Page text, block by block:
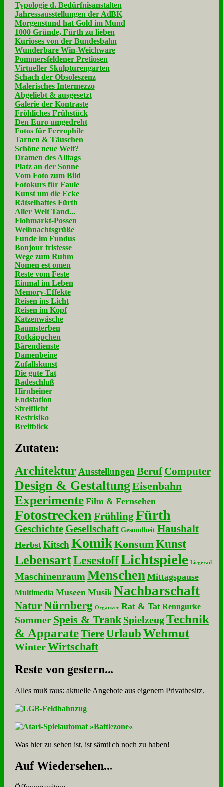
Typologie d. Bedürfnisanstalten
Jahressausstellungen der AdBK
Morgenstund hat Gold im Mund
1000 Gründe, Fürth zu lieben
Kurioses von der Bundesbahn
Wunderbare Win-Weichware
Pommersfeldener Pretiosen
Virtueller Skulpturengarten
Schach der Obsoleszenz
Malerisches Intermezzo
Abgeliebt & ausgesetzt
Galerie der Kontraste
Fröhliches Frühstück
Den Euro umgedreht
Fotos für Ferrophile
Tarnen & Täuschen
Schöne neue Welt?
Dramen des Alltags
Platz an der Sonne
Vom Foto zum Bild
Fotokurs für Faule
Kunst um die Ecke
Rätselhaftes Fürth
Aller Welt Tand...
Flohmarkt-Possen
Weihnachtsgrüße
Funde im Fundus
Bonjour tristesse
Wege zum Ruhm
Nomen est omen
Reste vom Feste
Einmal im Leben
Memory-Effekte
Reisen ins Licht
Reisen im Kopf
Katzenwäsche
Baumsterben
Rotkäppchen
Bärendienste
Damenbeine
Zufallskunst
Die gute Tat
Badeschluß
Hirnheiner
Endstation
Streiflicht
Restrisiko
Breitblick
Zu­ta­ten:
Architektur Ausstellungen Beruf Computer
Design & GestaltungEisenbahn
Experimente Film & Fernsehen
Fotostrecken Frühling Fürth
Geschichte Gesellschaft Gesundheit Haushalt
Herbst Kitsch KomikKonsumKunst
LebensartLesestoffLichtspiele Liegerad
Maschinenraum Menschen Mittagspause
Multimedia Museen Musik Nachbarschaft
NaturNürnberg Organizer Rat & Tat Renngurke
Sommer Speis & Trank Spielzeug Technik
& Apparate Tiere UrlaubWehmut
Winter Wirtschaft
Re­ste von ge­stern...
Alles muß raus: aktuelle An­ge­bo­te aus eigenem Privatbesitz.
Was hier zu sehen ist, ist sämt­lich noch zu haben!
Auf Wie­der­se­hen...